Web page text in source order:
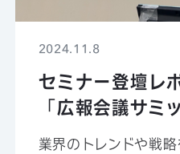
2024.11.8
セミナー登壇レ
「広報会議サミ
業界のトレンドや戦